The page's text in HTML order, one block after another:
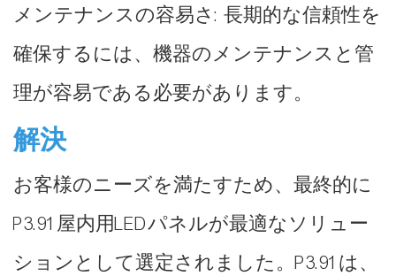
メンテナンスの容易さ: 長期的な信頼性を
確保するには、機器のメンテナンスと管
理が容易である必要があります。
解決
お客様のニーズを満たすため、最終的に
P3.91屋内用LEDパネルが最適なソリュー
ションとして選定されました。P3.91は、